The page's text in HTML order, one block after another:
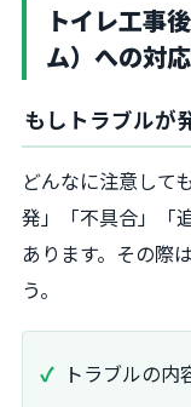
トイレ工事
ム）への対
もしトラブルが
どんなに注意して
発」「不具合」「
あります。その際
う。
トラブルの